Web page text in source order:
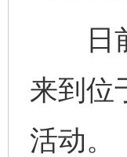
日前
来到位
活动。